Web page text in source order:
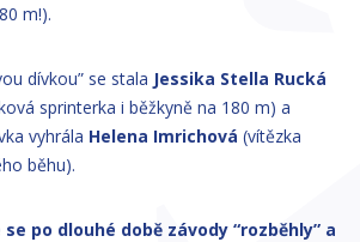
m!).
dívkou” se stala Jessika Stella Rucká
sprinterka i běžkyně na 180 m) a
vyhrála Helena Imrichová (vítězka
běhu).
po dlouhé době závody “rozběhly” a